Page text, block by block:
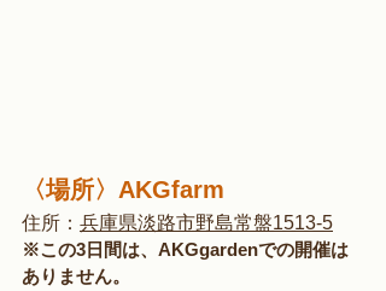
〈場所〉 AKGfarm
住所： 兵庫県淡路市野島常盤1513-5
※この3日間は、AKGgardenでの開催は
ありません。